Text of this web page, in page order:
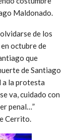
Maldonado.
de los
octubre de
que
de Santiago
a la protesta
va, cuidado con
penal…”
Cerrito.